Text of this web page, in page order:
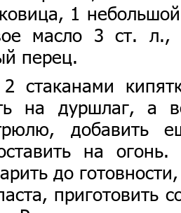
1
масло 3 ст.
перец.
стаканами
на дуршлаг, а
добавить
на огонь.
до
приготовить